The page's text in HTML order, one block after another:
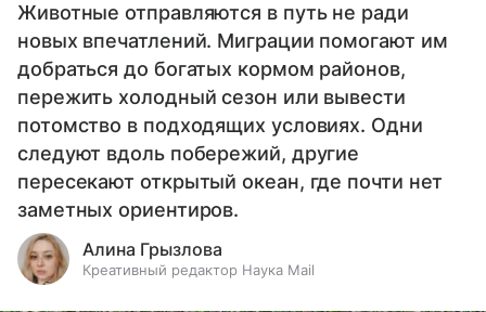
Животные отправляются в путь не ради
новых впечатлений. Миграции помогают им
добраться до богатых кормом районов,
пережить холодный сезон или вывести
потомство в подходящих условиях. Одни
следуют вдоль побережий, другие
пересекают открытый океан, где почти нет
заметных ориентиров.
Алина Грызлова
Креативный редактор Наука Mail